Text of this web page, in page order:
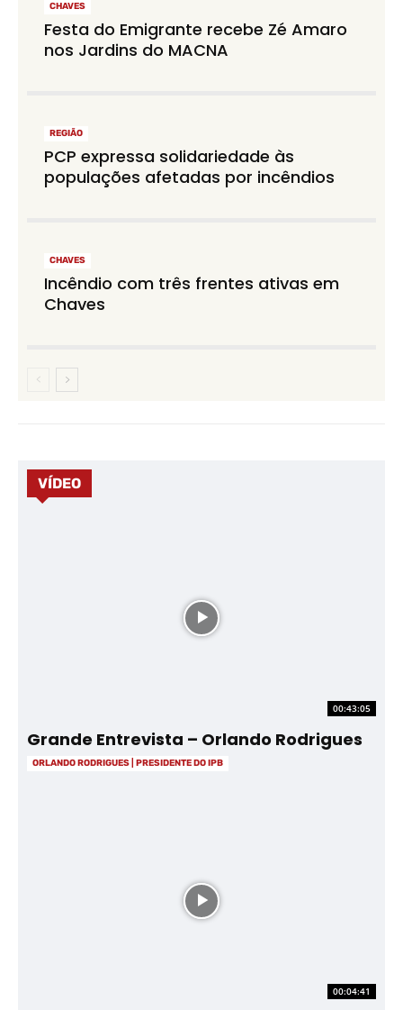
CHAVES
Festa do Emigrante recebe Zé Amaro
nos Jardins do MACNA
REGIÃO
PCP expressa solidariedade às
populações afetadas por incêndios
CHAVES
Incêndio com três frentes ativas em
Chaves
VÍDEO
00:43:05
Grande Entrevista – Orlando Rodrigues
ORLANDO RODRIGUES | PRESIDENTE DO IPB
00:04:41